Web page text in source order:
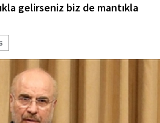
gelirseniz biz de mantıkla